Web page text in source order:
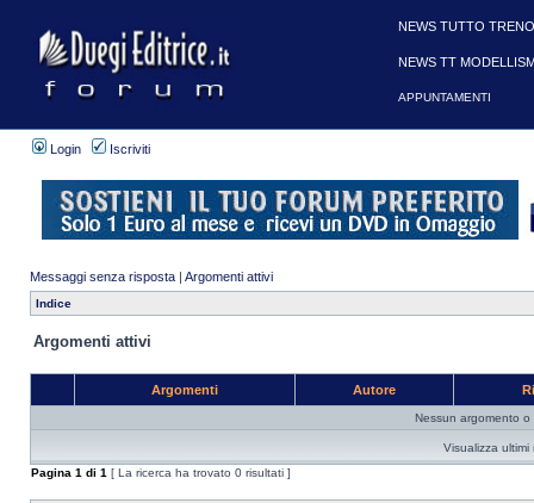
Login Iscriviti
Messaggi senza risposta | Argomenti attivi
Indice
Argomenti attivi
Argomenti Autore
Nessun argomento o
Visualizza ultimi
Pagina 1 di 1 [ La ricerca ha trovato 0 risultati ]
NEWS TUTTO
NEWS TT
APPUNTAMENTI